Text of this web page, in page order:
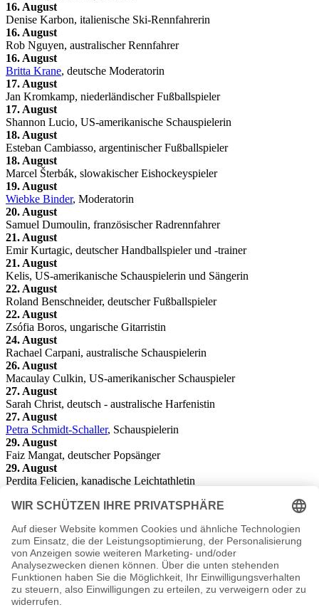
16. August
Denise Karbon, italienische Ski-Rennfahrerin
16. August
Rob Nguyen, australischer Rennfahrer
16. August
Britta Krane, deutsche Moderatorin
17. August
Jan Kromkamp, niederländischer Fußballspieler
17. August
Shannon Lucio, US-amerikanische Schauspielerin
18. August
Esteban Cambiasso, argentinischer Fußballspieler
18. August
Marcel Šterbák, slowakischer Eishockeyspieler
19. August
Wiebke Binder, Moderatorin
20. August
Samuel Dumoulin, französischer Radrennfahrer
21. August
Emir Kurtagic, deutscher Handballspieler und -trainer
21. August
Kelis, US-amerikanische Schauspielerin und Sängerin
22. August
Roland Benschneider, deutscher Fußballspieler
22. August
Zsófia Boros, ungarische Gitarristin
24. August
Rachael Carpani, australische Schauspielerin
26. August
Macaulay Culkin, US-amerikanischer Schauspieler
27. August
Sarah Christ, deutsch - australische Harfenistin
27. August
Petra Schmidt-Schaller, Schauspielerin
29. August
Faiz Mangat, deutscher Popsänger
29. August
Perdita Felicien, kanadische Leichtathletin
Safet Nadarevic, bosnisch-herzegowinischer Fußballspieler
Krisztián Szollár, ungarischer Fußballspieler
31. August
Joe Budden, US-amerikanischer Rapper